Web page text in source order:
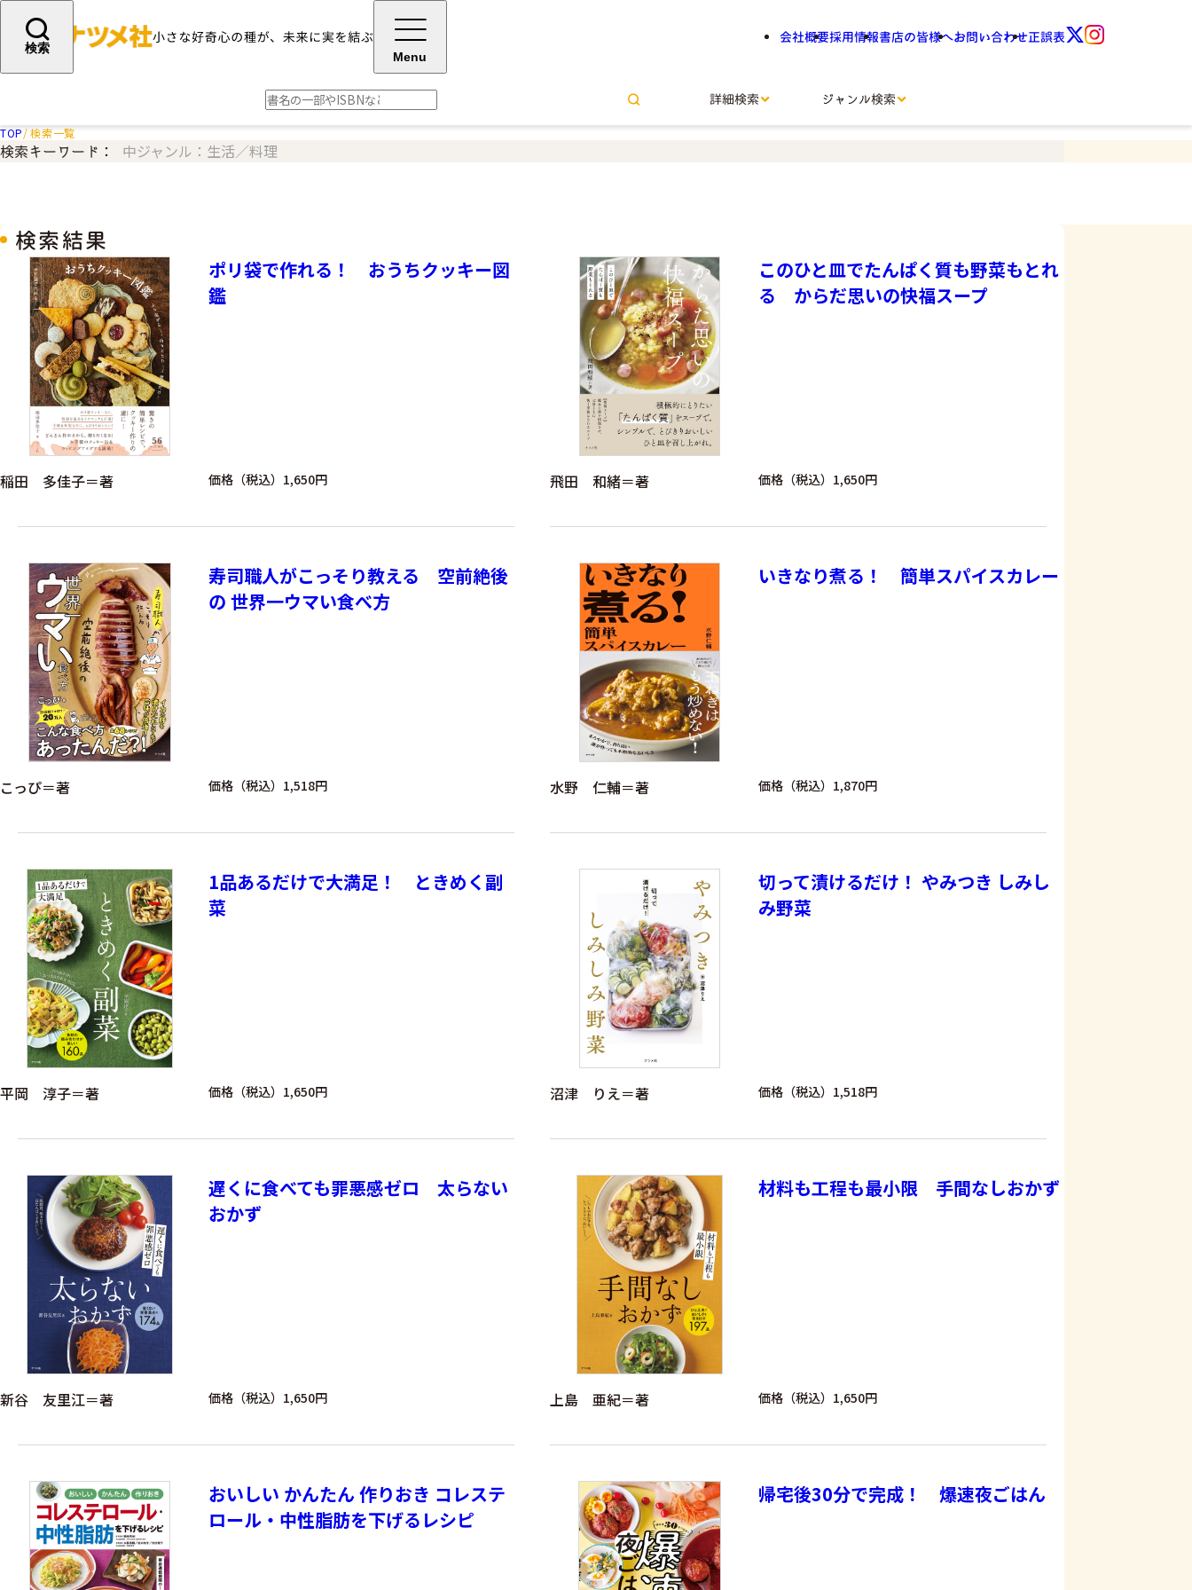
会社概要採用情報書店の皆様へお問い合わせ正誤表
検索
Menu
詳細検索 ジャンル検索
TOP 検索一覧
検索キーワード： 中ジャンル：生活／料理
検索結果
ポリ袋で作れる！ おうちクッキー図
鑑
稲田 多佳子＝著 価格（税込）1,650円
このひと皿でたんぱく質も野菜もとれ
る からだ思いの快福スープ
飛田 和緒＝著 価格（税込）1,650円
寿司職人がこっそり教える 空前絶後
の 世界一ウマい食べ方
こっぴ＝著 価格（税込）1,518円
いきなり煮る！ 簡単スパイスカレー
水野 仁輔＝著 価格（税込）1,870円
1品あるだけで大満足！ ときめく副
菜
平岡 淳子＝著 価格（税込）1,650円
切って漬けるだけ！ やみつき しみし
み野菜
沼津 りえ＝著 価格（税込）1,518円
遅くに食べても罪悪感ゼロ 太らない
おかず
新谷 友里江＝著 価格（税込）1,650円
材料も工程も最小限 手間なしおかず
上島 亜紀＝著 価格（税込）1,650円
おいしい かんたん 作りおき コレステ
ロール・中性脂肪を下げるレシピ
帰宅後30分で完成！ 爆速夜ごはん